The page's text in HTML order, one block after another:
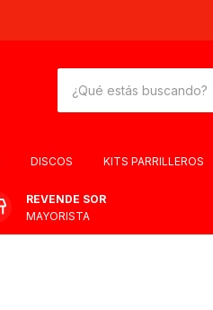
DISCOS KITS PARRILLEROS
REVENDE SOR
MAYORISTA